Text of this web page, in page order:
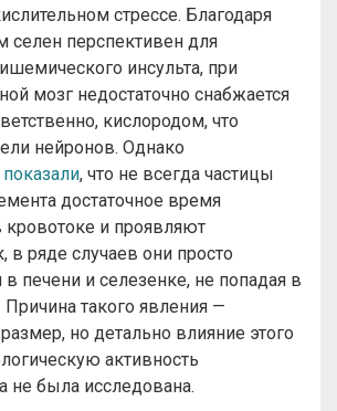
стрессе. Благодаря
селен перспективен для
инсульта, при
мозг недостаточно снабжается
кислородом, что
нейронов. Однако
показали, что не всегда частицы
достаточное время
и проявляют
в ряде случаев они просто
в печени и селезенке, не попадая в
Причина такого явления —
но детально влияние этого
активность
не была исследована.